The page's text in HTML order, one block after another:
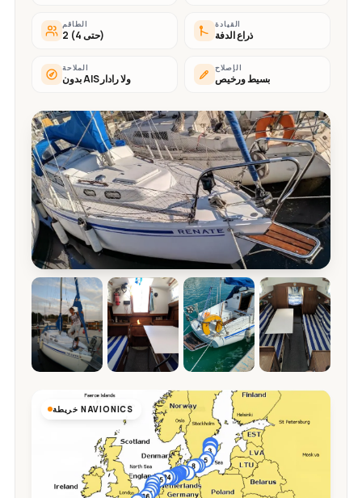
الطاقم
2 (حتى 4)
القيادة
ذراع الدفة
الملاحة
بدون AIS ولا رادار
الإصلاح
بسيط ورخيص
خريطة NAVIONICS